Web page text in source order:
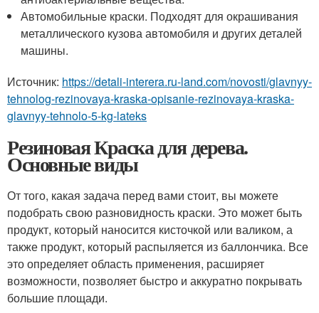
Автомобильные краски. Подходят для окрашивания
металлического кузова автомобиля и других деталей
машины.
Источник: https://detali-interera.ru-land.com/novosti/glavnyy-
tehnolog-rezinovaya-kraska-opisanie-rezinovaya-kraska-
glavnyy-tehnolo-5-kg-lateks
Резиновая Краска для дерева.
Основные виды
От того, какая задача перед вами стоит, вы можете
подобрать свою разновидность краски. Это может быть
продукт, который наносится кисточкой или валиком, а
также продукт, который распыляется из баллончика. Все
это определяет область применения, расширяет
возможности, позволяет быстро и аккуратно покрывать
большие площади.